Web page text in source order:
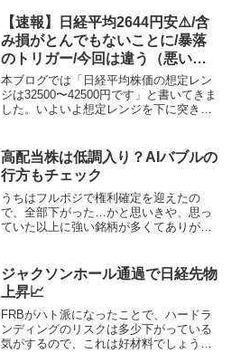
【速報】日経平均2644円安⚠️/含
み損がとんでもないことに/暴落
のトリガー/今回は違う（悪い意
味で）/待ってれば株価は戻る？
本ブログでは「日経平均株価の想定レン
ジは32500〜42500円です」と書いてきま
した。いよいよ想定レンジを下に突き抜
高配当株は低調入り？AIバブルの
行方もチェック
うちはフルポジで権利確定を迎えたの
で、全部下がった…かと思いきや、思っ
ていた以上に強い銘柄が多くてありがた
ジャクソンホール通過で日経先物
上昇📈
FRBがハト派になったことで、ハードラ
ンディングのリスクは多少下がっている
気がするので、これは好材料でしょう